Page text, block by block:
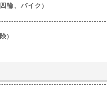
輪、バイク)
)